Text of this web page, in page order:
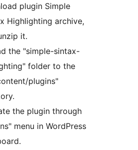
plugin Simple
Highlighting archive,
it.
the "simple-sintax-
folder to the
plugins"
the plugin through
menu in WordPress